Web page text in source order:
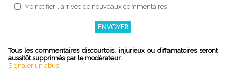
Me notifier l'arrivée de nouveaux commentaires
Tous les commentaires discourtois, injurieux ou diffamatoires seront
aussitôt supprimés par le modérateur.
Signaler un abus